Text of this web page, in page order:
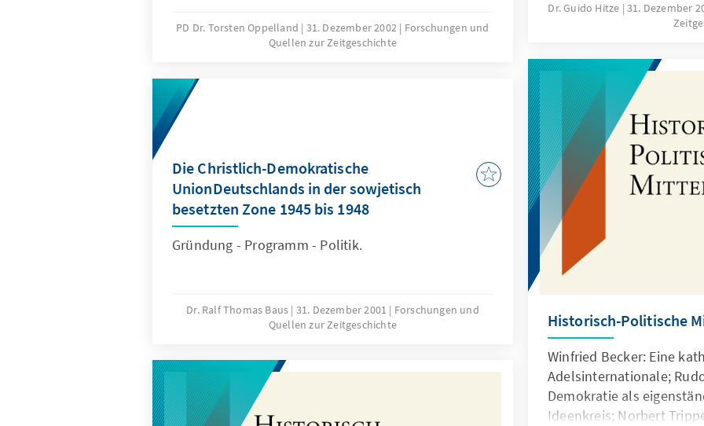
Dr. Guido Hitze 31. Dezember
PD Dr. Torsten Oppelland 31. Dezember 2002
Forschungen und
Quellen zur Zeitgeschichte
Historisch-Politische
Winfried Becker: Eine
Adelsinternationale;
Demokratie als
Ideenkreis; Norbert
Die Christlich-Demokratische
UnionDeutschlands in der sowjetisch
besetzten Zone 1945 bis 1948
Gründung - Programm - Politik.
Dr. Ralf Thomas Baus 31. Dezember 2001
Forschungen und
Quellen zur Zeitgeschichte